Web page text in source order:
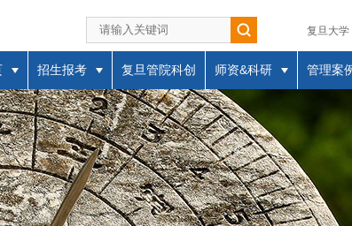
复旦大学
招生报考 复旦管院科创 师资&科研 管理案